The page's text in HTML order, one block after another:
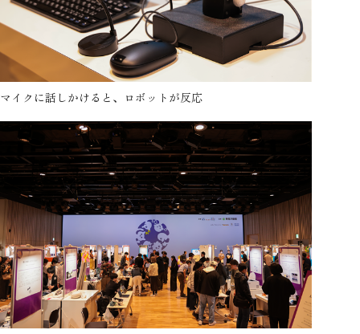
マイクに話しかけると、ロボットが反応